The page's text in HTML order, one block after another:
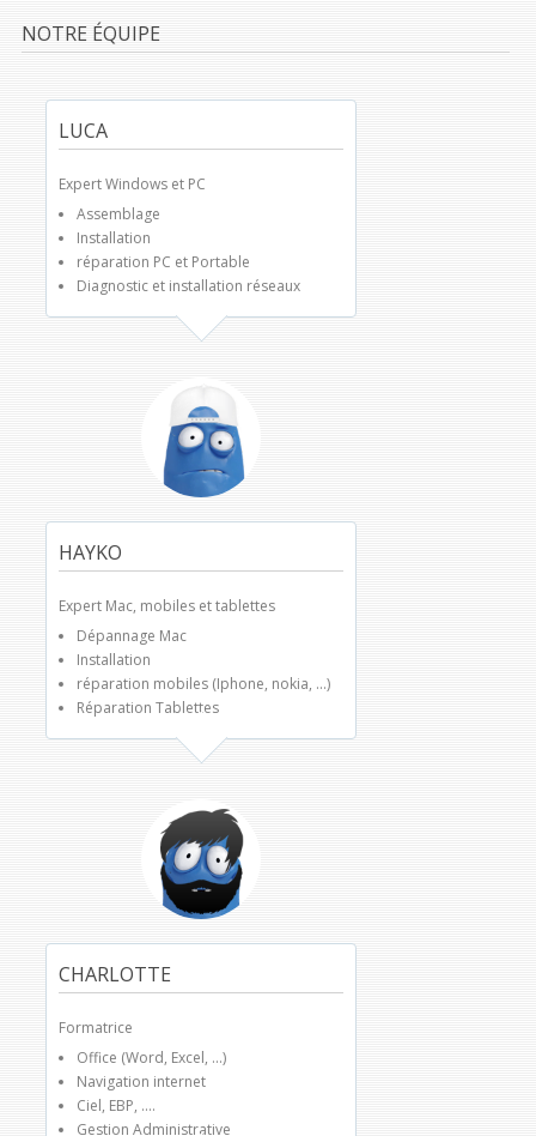
NOTRE ÉQUIPE
LUCA
Expert Windows et PC
Assemblage
Installation
réparation PC et Portable
Diagnostic et installation réseaux
HAYKO
Expert Mac, mobiles et tablettes
Dépannage Mac
Installation
réparation mobiles (Iphone, nokia, ...)
Réparation Tablettes
CHARLOTTE
Formatrice
Office (Word, Excel, ...)
Navigation internet
Ciel, EBP, ....
Gestion Administrative